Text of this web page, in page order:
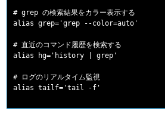
# grep の検索結果をカラー表示する
alias grep='grep --color=auto'
# 直近のコマンド履歴を検索する
alias hg='history | grep'
# ログのリアルタイム監視